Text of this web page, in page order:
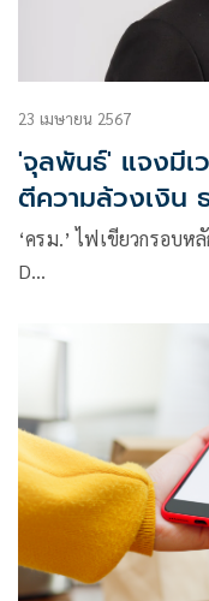
23 เมษายน 2567
'จุลพันธ์' แจงมีเ
ตีความล้วงเงิน
‘ครม.’ ไฟเขียวกรอบห
D…